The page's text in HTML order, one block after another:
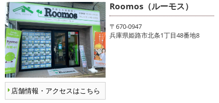
店舗情報・アクセスはこちら
Roomos（ルーモス）
〒670-0947
兵庫県姫路市北条1丁目48番地8